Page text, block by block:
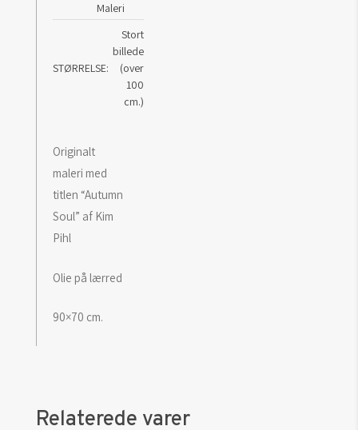
Pihl:
Soul
Maleri
STØRRELSE
Stort
billede
(over
100
cm.)
Originalt
maleri med
titlen “Autumn
Soul” af Kim
Pihl
Olie på lærred
90×70 cm.
Relaterede varer